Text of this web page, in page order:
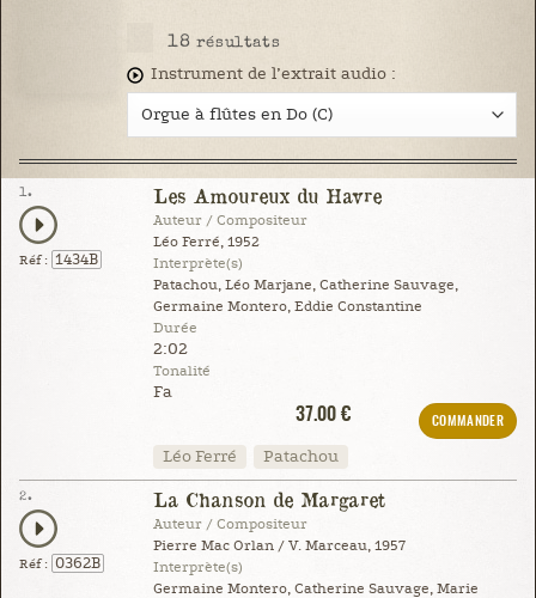
18 résultats
Instrument de l’extrait audio :
1.
Réf : 1434B
Les Amoureux du Havre
Auteur / Compositeur
Léo Ferré, 1952
Interprète(s)
Patachou, Léo Marjane, Catherine Sauvage,
Germaine Montero, Eddie Constantine
Durée
2:02
Tonalité
Fa
37.00 €
COMMANDER
Léo Ferré Patachou
2.
Réf : 0362B
La Chanson de Margaret
Auteur / Compositeur
Pierre Mac Orlan / V. Marceau, 1957
Interprète(s)
Germaine Montero, Catherine Sauvage, Marie